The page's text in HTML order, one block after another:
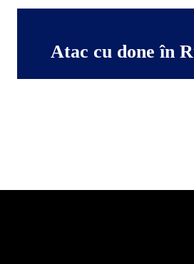
Atac cu done în